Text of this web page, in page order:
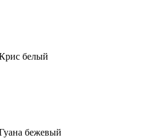
белый
бежевый